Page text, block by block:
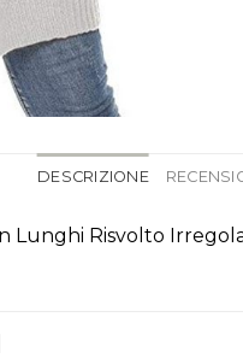
DESCRIZIONE
Lunghi Risvolto